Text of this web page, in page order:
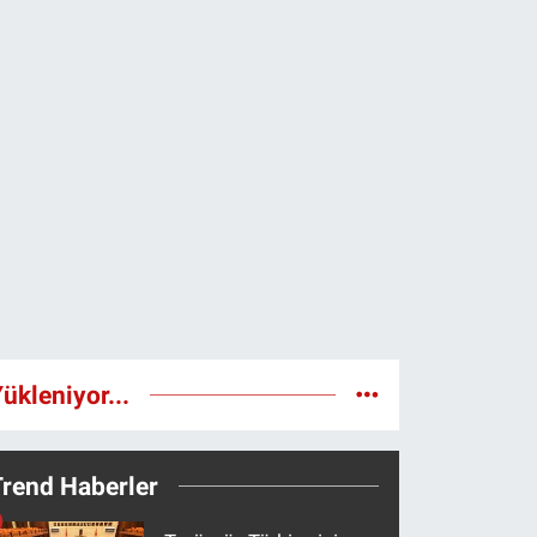
Haberler